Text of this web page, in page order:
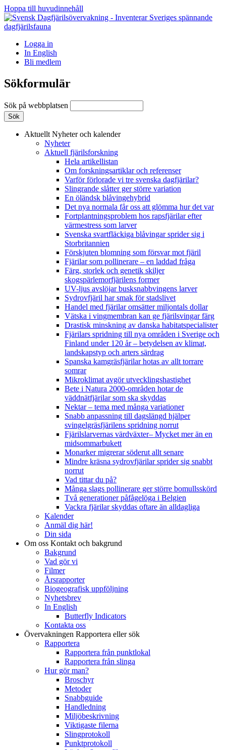
Hoppa till huvudinnehåll
Logga in
In English
Bli medlem
Sökformulär
Sök på webbplatsen
Aktuellt Nyheter och kalender
Nyheter
Aktuell fjärilsforskning
Hela artikellistan
Om forskningsartiklar och referenser
Varför förlorade vi tre svenska dagfjärilar?
Slingrande slåtter ger större variation
En öländsk blåvingehybrid
Det nya normala får oss att glömma hur det var
Fortplantningsproblem hos rapsfjärilar efter
värmestress som larver
Svenska svartfläckiga blåvingar sprider sig i
Storbritannien
Förskjuten blomning som försvar mot fjäril
Fjärilar som pollinerare – en laddad fråga
Färg, storlek och genetik skiljer
skogspärlemorfjärilens former
UV-ljus avslöjar busksnabbvingens larver
Sydrovfjäril har smak för stadslivet
Handel med fjärilar omsätter miljontals dollar
Vätska i vingmembran kan ge fjärilsvingar färg
Drastisk minskning av danska habitatspecialister
Fjärilars spridning till nya områden i Sverige och
Finland under 120 år– betydelsen av klimat,
landskapstyp och arters särdrag
Spanska kamgräsfjärilar hotas av allt torrare
somrar
Mikroklimat avgör utvecklingshastighet
Bete i Natura 2000-områden hotar de
väddnätfjärilar som ska skyddas
Nektar – tema med många variationer
Snabb anpassning till dagslängd hjälper
svingelgräsfjärilens spridning norrut
Fjärilslarvernas värdväxter– Mycket mer än en
midsommarbukett
Monarker migrerar söderut allt senare
Mindre kräsna sydrovfjärilar sprider sig snabbt
norrut
Vad tittar du på?
Många slags pollinerare ger större bomullsskörd
Två generationer påfågelöga i Belgien
Vackra fjärilar skyddas oftare än alldagliga
Kalender
Anmäl dig här!
Din sida
Om oss Kontakt och bakgrund
Bakgrund
Vad gör vi
Filmer
Årsrapporter
Biogeografisk uppföljning
Nyhetsbrev
In English
Butterfly Indicators
Kontakta oss
Övervakningen Rapportera eller sök
Rapportera
Rapportera från punktlokal
Rapportera från slinga
Hur gör man?
Broschyr
Metoder
Snabbguide
Handledning
Miljöbeskrivning
Viktigaste filerna
Slingprotokoll
Punktprotokoll